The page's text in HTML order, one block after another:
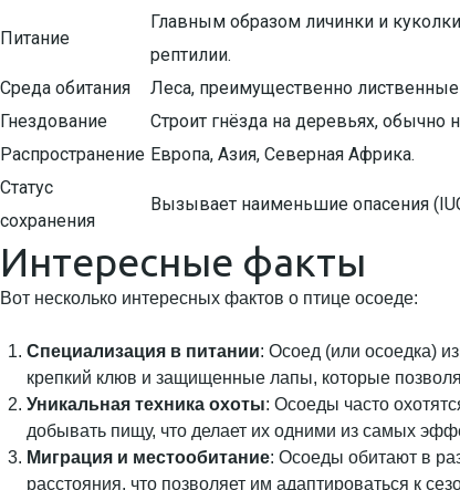
Питание
Главным образом личинки и
рептилии.
Среда обитания Леса, преимущественно
Гнездование
Строит гнёзда на деревьях, обычно
Распространение Европа, Азия, Северная Африка.
Статус
сохранения
Вызывает наименьшие опасения
Интересные факты
Вот несколько интересных фактов о птице осоеде:
Специализация в питании: Осоед (или осоедка)
крепкий клюв и защищенные лапы, которые
Уникальная техника охоты: Осоеды часто
добывать пищу, что делает их одними из самых
Миграция и местообитание: Осоеды обитают в
расстояния, что позволяет им адаптироваться к